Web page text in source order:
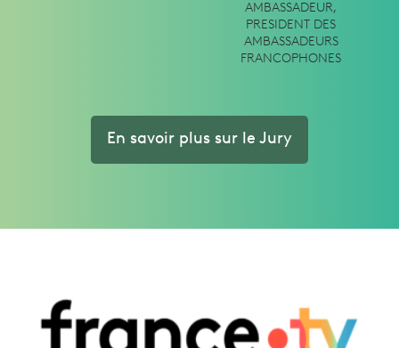
AMBASSADEUR,
PRESIDENT DES
AMBASSADEURS
FRANCOPHONES
En savoir plus sur le Jury